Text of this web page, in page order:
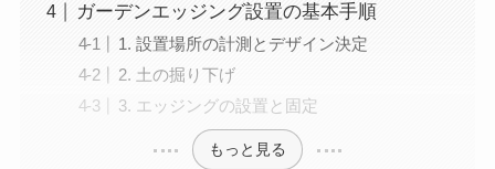
ガーデンエッジング設置の基本手順
1. 設置場所の計測とデザイン決定
2. 土の掘り下げ
3. エッジングの設置と固定
もっと見る